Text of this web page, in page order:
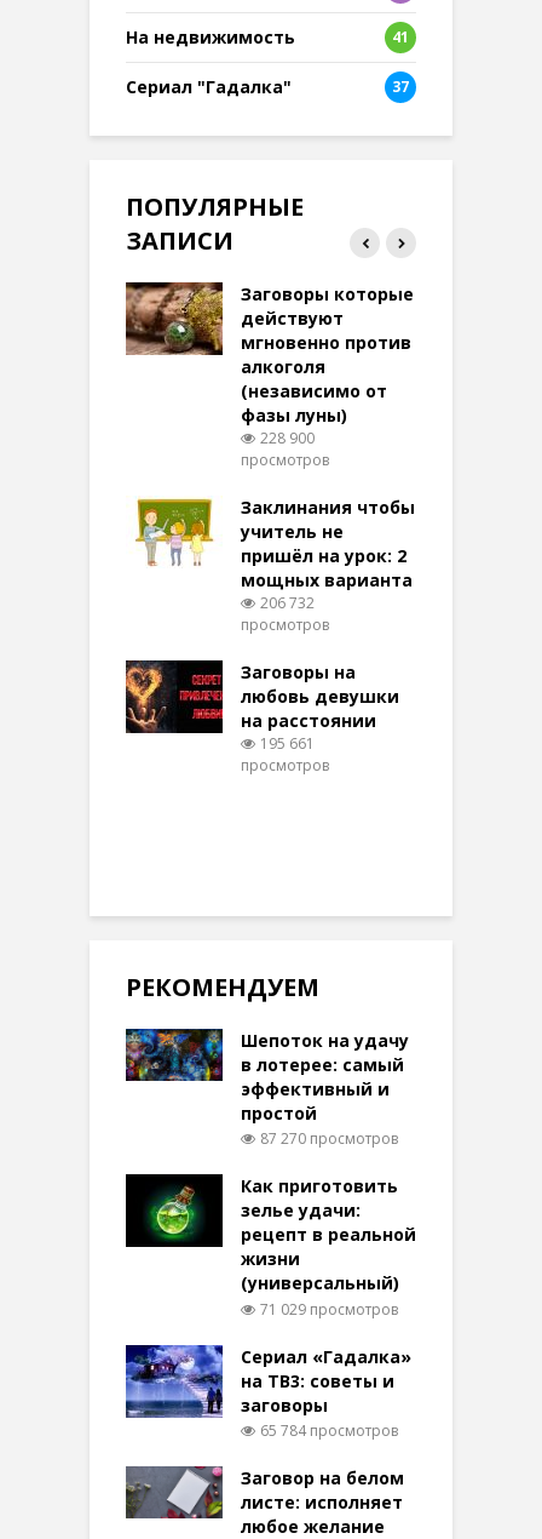
8
На недвижимость 41
Сериал "Гадалка" 37
ПОПУЛЯРНЫЕ
ЗАПИСИ
Заговоры которые
действуют
мгновенно против
алкоголя
(независимо от
фазы луны)
228 900
просмотров
Заклинания чтобы
учитель не
пришёл на урок: 2
мощных варианта
206 732
просмотров
Заговоры на
любовь девушки
на расстоянии
195 661
просмотров
РЕКОМЕНДУЕМ
Шепоток на удачу
в лотерее: самый
эффективный и
простой
87 270 просмотров
Как приготовить
зелье удачи:
рецепт в реальной
жизни
(универсальный)
71 029 просмотров
Сериал «Гадалка»
на ТВ3: советы и
заговоры
65 784 просмотров
Заговор на белом
листе: исполняет
любое желание